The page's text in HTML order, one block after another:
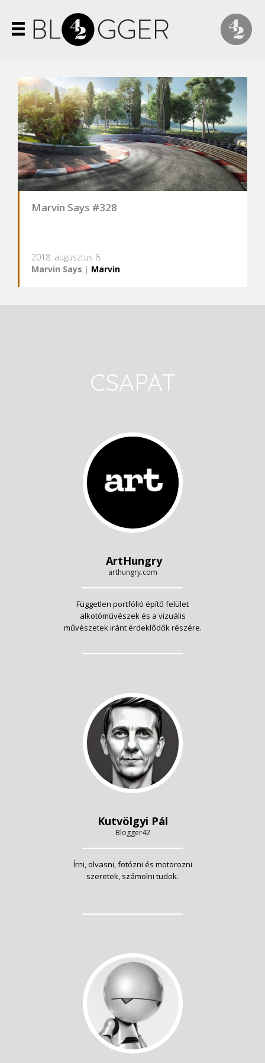
Marvin Says #328
2018. augusztus 6.
Marvin Says | Marvin
CSAPAT
ArtHungry
arthungry.com
Független portfólió építő felület
alkotóművészek és a vizuális
művészetek iránt érdeklődők részére.
Kutvölgyi Pál
Blogger42
Írni, olvasni, fotózni és motorozni
szeretek, számolni tudok.